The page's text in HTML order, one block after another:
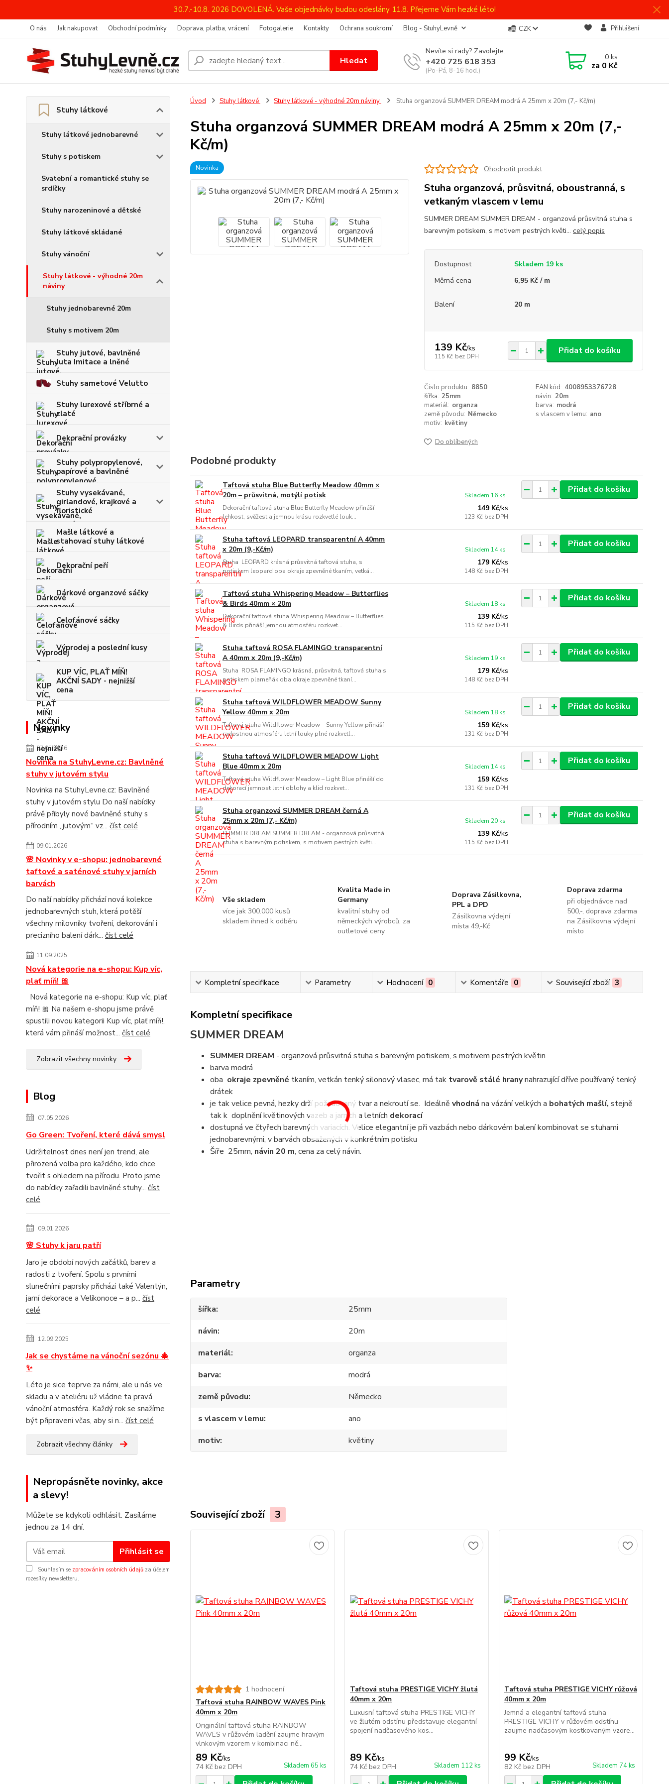
30.7.-10.8. 2026 DOVOLENÁ. Vaše objednávky budou odeslány 11.8. Přejeme Vám hezké léto!
O nás Jak nakupovat Obchodní podmínky Doprava, platba, vrácení Fotogalerie Kontakty Ochrana soukromí Blog - StuhyLevně CZK Přihlášení
Hledat
Nevíte si rady? Zavolejte.
+420 725 618 353
(Po-Pá, 8-16 hod.)
0ks
za 0 Kč
Stuhy látkové
Stuhy látkové jednobarevné
Stuhy s potiskem
Svatební a romantické stuhy se
srdíčky
Stuhy narozeninové a dětské
Stuhy látkové skládané
Stuhy vánoční
Stuhy látkové - výhodné 20m
náviny
Stuhy jednobarevné 20m
Stuhy s motivem 20m
Stuhy jutové, bavlněné
Juta Imitace a lněné
Stuhy sametové Velutto
Stuhy lurexové stříbrné a
zlaté
Dekorační provázky
Stuhy polypropylenové,
papírové a bavlněné
Stuhy vysekávané,
girlandové, krajkové a
floristické
Mašle látkové a
stahovací stuhy látkové
Dekorační peří
Dárkové organzové sáčky
Celofánové sáčky
Výprodej a poslední kusy
KUP VÍC, PLAŤ MÍŇ!
AKČNÍ SADY - nejnižší
cena
Novinky
07.05.2026
Novinka na StuhyLevne.cz: Bavlněné
stuhy v jutovém stylu
Novinka na StuhyLevne.cz: Bavlněné
stuhy v jutovém stylu Do naší nabídky
právě přibyly nové bavlněné stuhy s
přírodním „jutovým“ vz... číst celé
09.01.2026
🌸 Novinky v e-shopu: jednobarevné
taftové a saténové stuhy v jarních
barvách
Do naší nabídky přichází nová kolekce
jednobarevných stuh, která potěší
všechny milovníky tvoření, dekorování i
precizního balení dárk... číst celé
11.09.2025
Nová kategorie na e-shopu: Kup víc,
plať míň! 🎀
Nová kategorie na e-shopu: Kup víc, plať
míň! 🎀 Na našem e-shopu jsme právě
spustili novou kategorii Kup víc, plať míň!,
která vám přináší možnost... číst celé
Zobrazit všechny novinky
Blog
07.05.2026
Go Green: Tvoření, které dává smysl
Udržitelnost dnes není jen trend, ale
přirozená volba pro každého, kdo chce
tvořit s ohledem na přírodu. Proto jsme
do nabídky zařadili bavlněné stuhy... číst
celé
09.01.2026
🌸 Stuhy k jaru patří
Jaro je období nových začátků, barev a
radosti z tvoření. Spolu s prvními
slunečními paprsky přichází také Valentýn,
jarní dekorace a Velikonoce – a p... číst
celé
12.09.2025
Jak se chystáme na vánoční sezónu 🎄
✨
Léto je sice teprve za námi, ale u nás ve
skladu a v ateliéru už vládne ta pravá
vánoční atmosféra. Každý rok se snažíme
být připraveni včas, aby si n... číst celé
Zobrazit všechny články
Nepropásněte novinky, akce
a slevy!
Můžete se kdykoli odhlásit. Zasíláme
jednou za 14 dní.
Přihlásit se
Souhlasím se zpracováním osobních údajů za účelem
rozesílky newsletteru.
Úvod Stuhy látkové Stuhy látkové - výhodné 20m náviny Stuha organzová SUMMER DREAM modrá A 25mm x 20m (7,- Kč/m)
Stuha organzová SUMMER DREAM modrá A 25mm x 20m (7,-
Kč/m)
Novinka Ohodnotit produkt
Stuha organzová, průsvitná, oboustranná, s
vetkaným vlascem v lemu
SUMMER DREAM SUMMER DREAM - organzová průsvitná stuha s
barevným potiskem, s motivem pestrých květi... celý popis
Dostupnost
Skladem 19 ks
Měrná cena
6,95 Kč / m
Balení 20 m
139 Kč/ks
115 Kč bez DPH
Přidat do košíku
Číslo produktu: 8850 EAN kód: 4008953376728
šířka: 25mm návin: 20m
materiál: organza barva: modrá
země původu: Německo s vlascem v lemu: ano
motiv: květiny
Do oblíbených
Podobné produkty
Taftová stuha Blue Butterfly Meadow 40mm ×
20m – průsvitná, motýlí potisk
Dekorační taftová stuha Blue Butterfly Meadow přináší
lehkost, svěžest a jemnou krásu rozkvetlé louk...
149 Kč/ks
123 Kč bez DPH
Skladem 16 ks
Přidat do košíku
Stuha taftová LEOPARD transparentní A 40mm
x 20m (9,-Kč/m)
Stuha LEOPARD krásná průsvitná taftová stuha, s
potiskem leopard oba okraje zpevněné tkaním, vetká...
179 Kč/ks
148 Kč bez DPH
Skladem 14 ks
Přidat do košíku
Taftová stuha Whispering Meadow – Butterflies
& Birds 40mm × 20m
Dekorační taftová stuha Whispering Meadow – Butterflies
& Birds přináší jemnou atmosféru rozkvet...
139 Kč/ks
115 Kč bez DPH
Skladem 18 ks
Přidat do košíku
Stuha taftová ROSA FLAMINGO transparentní
A 40mm x 20m (9,-Kč/m)
Stuha ROSA FLAMINGO krásná, průsvitná, taftová stuha s
potiskem plameňák oba okraje zpevněné tkaní...
179 Kč/ks
148 Kč bez DPH
Skladem 19 ks
Přidat do košíku
Stuha taftová WILDFLOWER MEADOW Sunny
Yellow 40mm x 20m
Taftová stuha Wildflower Meadow – Sunny Yellow přináší
radostnou atmosféru letní louky plné rozkvetl...
159 Kč/ks
131 Kč bez DPH
Skladem 18 ks
Přidat do košíku
Stuha taftová WILDFLOWER MEADOW Light
Blue 40mm x 20m
Taftová stuha Wildflower Meadow – Light Blue přináší do
dekorací jemnost letní oblohy a klid rozkvet...
159 Kč/ks
131 Kč bez DPH
Skladem 14 ks
Přidat do košíku
Stuha organzová SUMMER DREAM černá A
25mm x 20m (7,- Kč/m)
SUMMER DREAM SUMMER DREAM - organzová průsvitná
stuha s barevným potiskem, s motivem pestrých květi...
139 Kč/ks
115 Kč bez DPH
Skladem 20 ks
Přidat do košíku
Vše skladem
více jak 300.000 kusů
skladem ihned k odběru
Kvalita Made in
Germany
kvalitní stuhy od
německých výrobců, za
outletové ceny
Doprava Zásilkovna,
PPL a DPD
Zásilkovna výdejní
místa 49,-Kč
Doprava zdarma
při objednávce nad
500,-, doprava zdarma
na Zásilkovna výdejní
místo
Kompletní specifikace Parametry Hodnocení 0 Komentáře 0 Související zboží 3
Kompletní specifikace
SUMMER DREAM
SUMMER DREAM - organzová průsvitná stuha s barevným potiskem, s motivem pestrých květin
barva modrá
oba okraje zpevněné tkaním, vetkán tenký silonový vlasec, má tak tvarově stálé hranynahrazující dříve používaný tenký
drátek
je tak velice pevná, hezky drží požadovaný tvar a nekroutí se. Ideálně vhodná na vázání velkých a bohatých mašlí, stejně
tak k doplnění květinových vazeb a jarních a letních dekorací
dostupná ve čtyřech barevných variacích. Velice elegantní je při vazbách nebo dárkovém balení kombinovat se stuhami
jednobarevnými, v barvách obsažených v konkrétním potisku
Šíře 25mm, návin 20 m, cena za celý návin.
Parametry
šířka
25mm
návin
20m
materiál
organza
barva
modrá
země původu
Německo
s vlascem v lemu
ano
motiv
květiny
Související zboží 3
1 hodnocení
Taftová stuha RAINBOW WAVES Pink
40mm x 20m
Originální taftová stuha RAINBOW
WAVES v růžovém ladění zaujme hravým
vlnkovým vzorem v kombinaci ně...
89 Kč/ks
74 Kč bez DPH Skladem 65 ks
Taftová stuha PRESTIGE VICHY žlutá
40mm x 20m
Luxusní taftová stuha PRESTIGE VICHY
ve žlutém odstínu představuje elegantní
spojení nadčasového kos...
89 Kč/ks
74 Kč bez DPH Skladem 112 ks
Taftová stuha PRESTIGE VICHY růžová
40mm x 20m
Jemná a elegantní taftová stuha
PRESTIGE VICHY v růžovém odstínu
zaujme nadčasovým kostkovaným vzore...
99 Kč/ks
82 Kč bez DPH Skladem 74 ks